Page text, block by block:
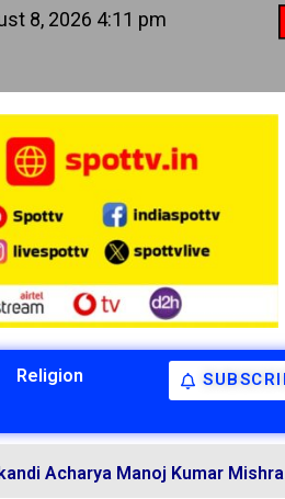
8, 2026 4:11 pm
Religion
Manoj Kumar Mishra Performs